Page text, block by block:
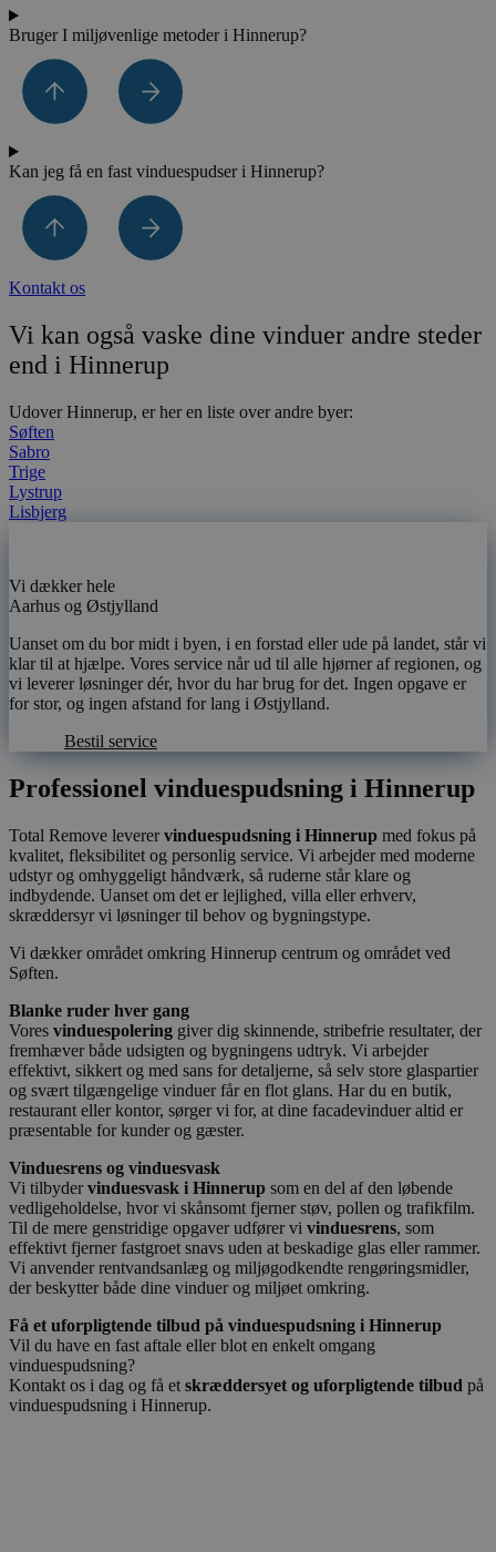
Bruger I miljøvenlige metoder i Hinnerup?
Kan jeg få en fast vinduespudser i Hinnerup?
Kontakt os
Vi kan også vaske dine vinduer andre steder
end i Hinnerup
Udover Hinnerup, er her en liste over andre byer:
Søften
Sabro
Trige
Lystrup
Lisbjerg
Vi dækker hele
Aarhus og Østjylland
Uanset om du bor midt i byen, i en forstad eller ude på landet, står vi
klar til at hjælpe. Vores service når ud til alle hjørner af regionen, og
vi leverer løsninger dér, hvor du har brug for det. Ingen opgave er
for stor, og ingen afstand for lang i Østjylland.
Bestil service
Professionel vinduespudsning i Hinnerup
Total Remove leverervinduespudsning i Hinnerup med fokus på
kvalitet, fleksibilitet og personlig service. Vi arbejder med moderne
udstyr og omhyggeligt håndværk, så ruderne står klare og
indbydende. Uanset om det er lejlighed, villa eller erhverv,
skræddersyr vi løsninger til behov og bygningstype.
Vi dækker området omkring Hinnerup centrum og området ved
Søften.
Blanke ruder hver gang
Vores vinduespolering giver dig skinnende, stribefrie resultater, der
fremhæver både udsigten og bygningens udtryk. Vi arbejder
effektivt, sikkert og med sans for detaljerne, så selv store glaspartier
og svært tilgængelige vinduer får en flot glans. Har du en butik,
restaurant eller kontor, sørger vi for, at dine facadevinduer altid er
præsentable for kunder og gæster.
Vinduesrens og vinduesvask
Vi tilbydervinduesvask i Hinnerup som en del af den løbende
vedligeholdelse, hvor vi skånsomt fjerner støv, pollen og trafikfilm.
Til de mere genstridige opgaver udfører vi vinduesrens, som
effektivt fjerner fastgroet snavs uden at beskadige glas eller rammer.
Vi anvender rentvandsanlæg og miljøgodkendte rengøringsmidler,
der beskytter både dine vinduer og miljøet omkring.
Få et uforpligtende tilbud på vinduespudsning i Hinnerup
Vil du have en fast aftale eller blot en enkelt omgang
vinduespudsning?
Kontakt os i dag og få et skræddersyet og uforpligtende tilbud på
vinduespudsning i Hinnerup.